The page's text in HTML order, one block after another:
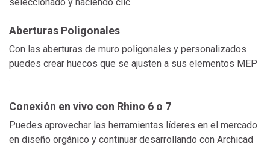
Aberturas Poligonales
Con las aberturas de muro poligonales y personalizados
puedes crear huecos que se ajusten a sus elementos MEP
.
Conexión en vivo con Rhino 6 o 7
Puedes aprovechar las herramientas líderes en el mercado
en diseño orgánico y continuar desarrollando con Archicad